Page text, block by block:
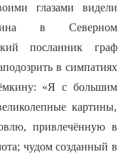
глазами видели
в Северном
посланник граф
в симпатиях
«Я с большим
картины,
привлечённую в
чудом созданный в